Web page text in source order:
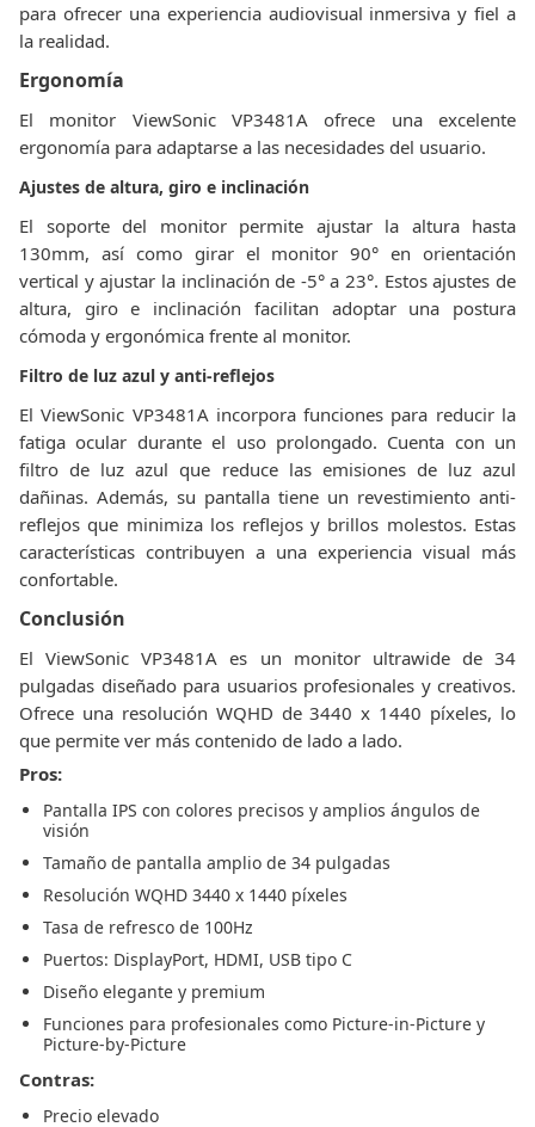
para ofrecer una experiencia audiovisual inmersiva y fiel a
la realidad.
Ergonomía
El monitor ViewSonic VP3481A ofrece una excelente
ergonomía para adaptarse a las necesidades del usuario.
Ajustes de altura, giro e inclinación
El soporte del monitor permite ajustar la altura hasta
130mm, así como girar el monitor 90° en orientación
vertical y ajustar la inclinación de -5° a 23°. Estos ajustes de
altura, giro e inclinación facilitan adoptar una postura
cómoda y ergonómica frente al monitor.
Filtro de luz azul y anti-reflejos
El ViewSonic VP3481A incorpora funciones para reducir la
fatiga ocular durante el uso prolongado. Cuenta con un
filtro de luz azul que reduce las emisiones de luz azul
dañinas. Además, su pantalla tiene un revestimiento anti-
reflejos que minimiza los reflejos y brillos molestos. Estas
características contribuyen a una experiencia visual más
confortable.
Conclusión
El ViewSonic VP3481A es un monitor ultrawide de 34
pulgadas diseñado para usuarios profesionales y creativos.
Ofrece una resolución WQHD de 3440 x 1440 píxeles, lo
que permite ver más contenido de lado a lado.
Pros:
Pantalla IPS con colores precisos y amplios ángulos de
visión
Tamaño de pantalla amplio de 34 pulgadas
Resolución WQHD 3440 x 1440 píxeles
Tasa de refresco de 100Hz
Puertos: DisplayPort, HDMI, USB tipo C
Diseño elegante y premium
Funciones para profesionales como Picture-in-Picture y
Picture-by-Picture
Contras:
Precio elevado